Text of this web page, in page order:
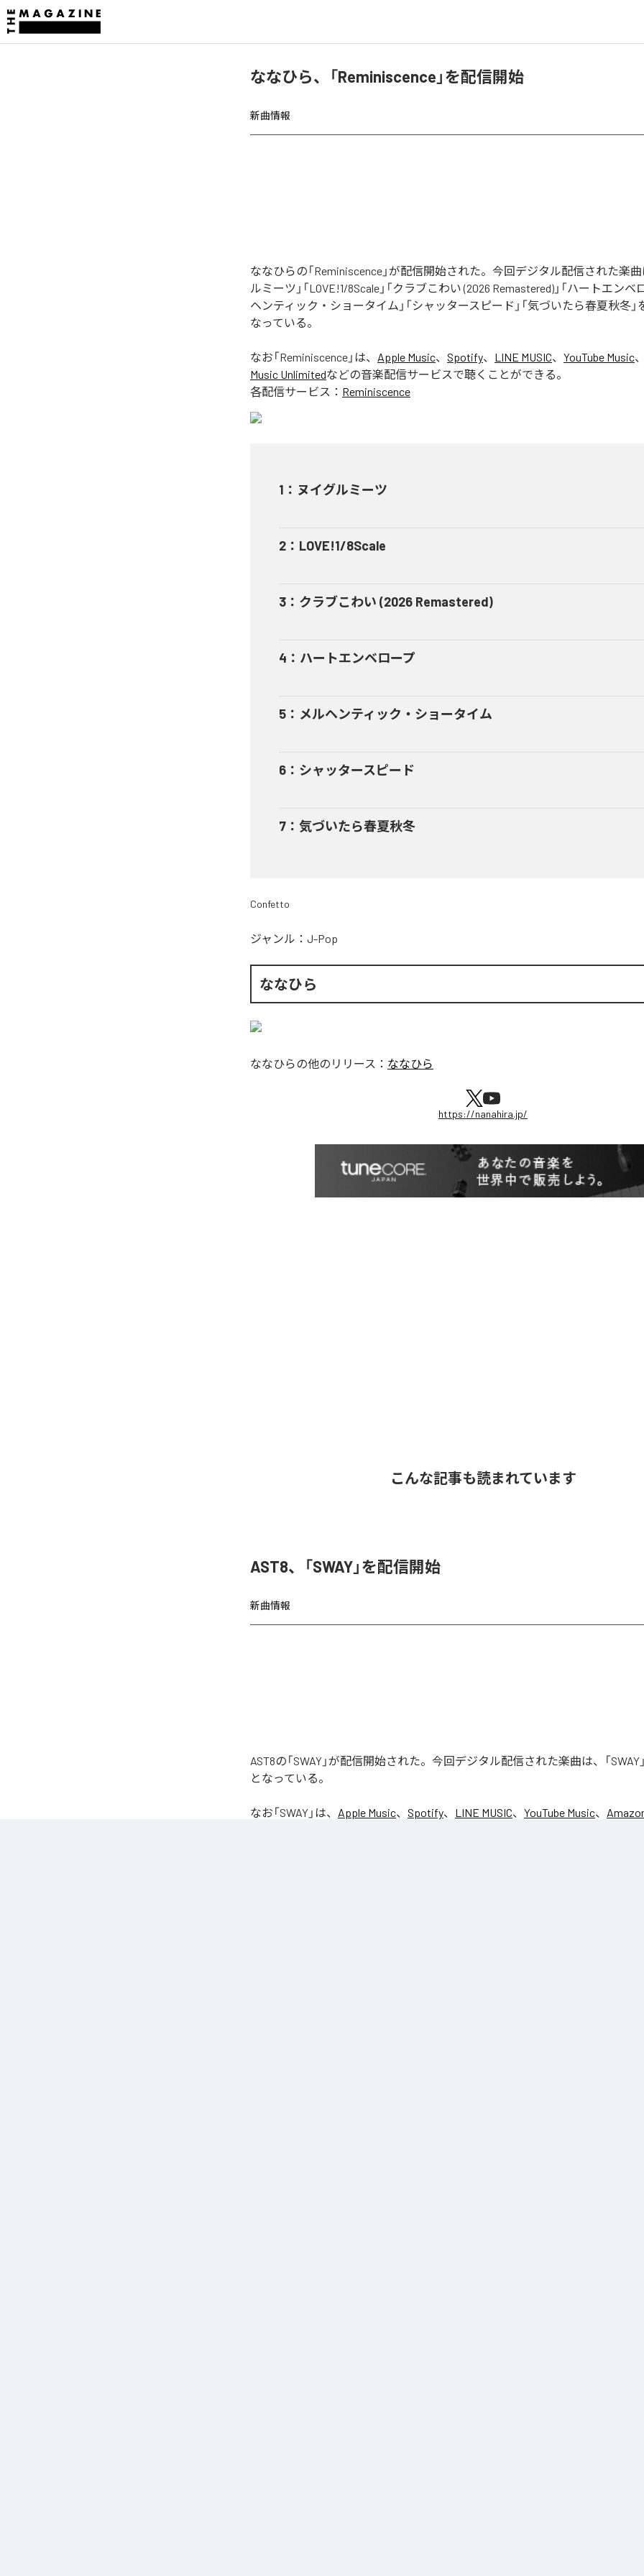
ななひら、「Reminiscence」を配信開始
新曲情報
ななひらの「Reminiscence」が配信開始された。今回デジタル配信された楽曲
ルミーツ」「LOVE!1/8Scale」「クラブこわい (2026 Remastered)」「ハートエンベ
ヘンティック・ショータイム」「シャッタースピード」「気づいたら春夏秋冬」
なっている。
なお「Reminiscence 」は、 Apple Music、 Spotify、 LINE MUSIC、 YouTube Music、
Music Unlimitedなどの音楽配信サービスで聴くことができる。
各配信サービス： Reminiscence
1 ： ヌイグルミーツ
2 ： LOVE!1/8Scale
3 ： クラブこわい (2026 Remastered)
4 ： ハートエンベロープ
5 ： メルヘンティック・ショータイム
6 ： シャッタースピード
7 ： 気づいたら春夏秋冬
Confetto
ジャンル： J-Pop
ななひら
ななひらの他のリリース： ななひら
https://nanahira.jp/
こんな記事も読まれています
AST8、「SWAY」を配信開始
新曲情報
AST8の「SWAY」が配信開始された。今回デジタル配信された楽曲は、「SWAY
となっている。
なお「SWAY 」は、 Apple Music、 Spotify、 LINE MUSIC、 YouTube Music、